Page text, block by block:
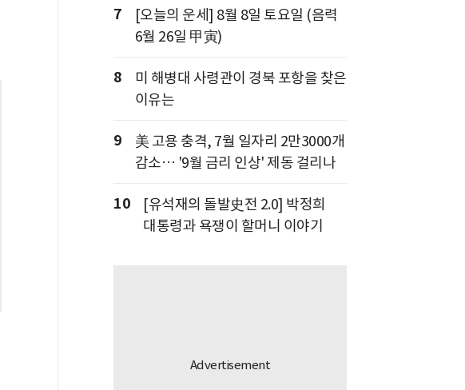
7
[오늘의 운세] 8월 8일 토요일 (음력
6월 26일 甲寅)
8
미 해병대 사령관이 경북 포항을 찾은
이유는
9
美 고용 충격, 7월 일자리 2만3000개
감소… '9월 금리 인상' 제동 걸리나
10
[유석재의 돌발史전 2.0] 박정희
대통령과 욕쟁이 할머니 이야기